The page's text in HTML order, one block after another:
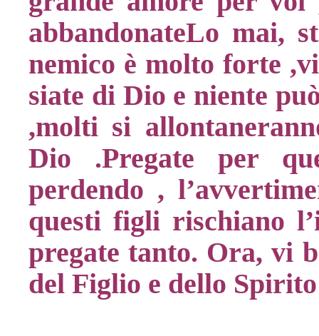
abbandonateLo mai,
nemico è molto forte
siate di Dio e niente
,molti si
Dio .Pregate per
perdendo ,
questi figli rischiano
pregate tanto. Ora, vi
del Figlio e dello